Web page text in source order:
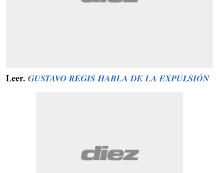
Leer. GUSTAVO REGIS HABLA DE LA EXPULSIÓN